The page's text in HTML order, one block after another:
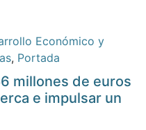
Económico y
, Portada
millones de euros
e impulsar un